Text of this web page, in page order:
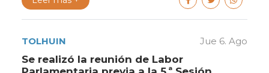
TOLHUIN Jue 6. Ago
Se realizó la reunión de Labor